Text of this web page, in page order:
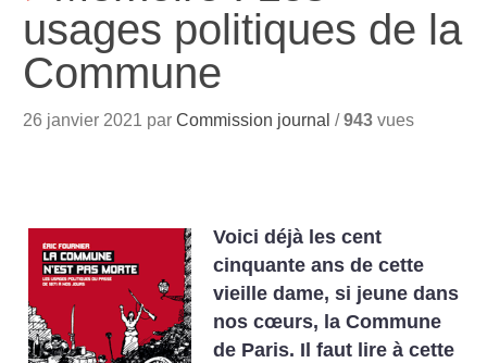
usages politiques de la
Commune
26 janvier 2021 parCommission journal /943 vues
Voici déjà les cent
cinquante ans de cette
vieille dame, si jeune dans
nos cœurs, la Commune
de Paris. Il faut lire à cette